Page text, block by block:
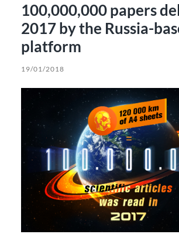
100,000,000 papers
2017 by the Russia-
platform
19/01/2018